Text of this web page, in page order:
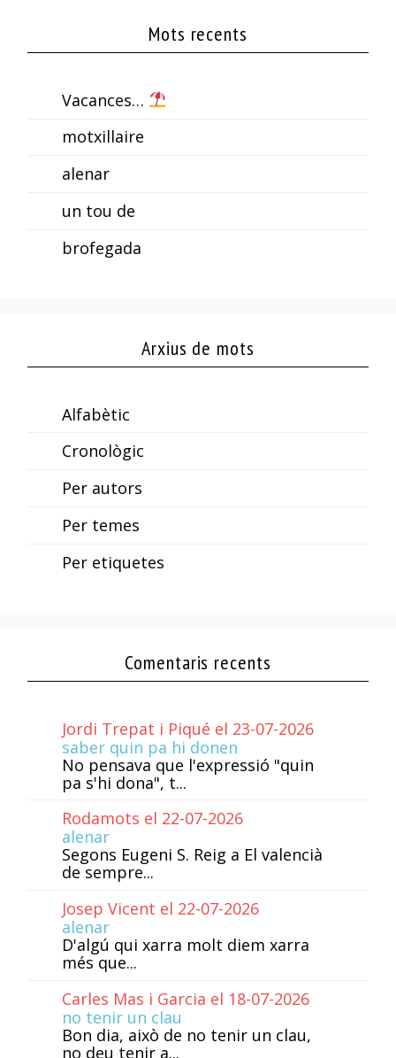
Mots recents
Vacances…
motxillaire
alenar
un tou de
brofegada
Arxius de mots
Alfabètic
Cronològic
Per autors
Per temes
Per etiquetes
Comentaris recents
Jordi Trepat i Piqué el 23-07-2026
saber quin pa hi donen
No pensava que l'expressió "quin
pa s'hi dona", t...
Rodamots el 22-07-2026
alenar
Segons Eugeni S. Reig a El valencià
de sempre...
Josep Vicent el 22-07-2026
alenar
D'algú qui xarra molt diem xarra
més que...
Carles Mas i Garcia el 18-07-2026
no tenir un clau
Bon dia, això de no tenir un clau,
no deu tenir a...